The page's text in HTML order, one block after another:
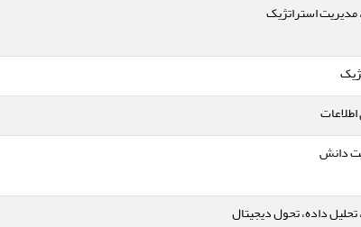
استراتژیک
دانش
داده، تحول دیجیتال